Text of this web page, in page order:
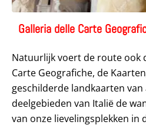
Galleria delle Carte
Natuurlijk voert de route ook
Carte Geografiche, de
geschilderde landkaarten van
deelgebieden van Italië de
van onze lievelingsplekken in